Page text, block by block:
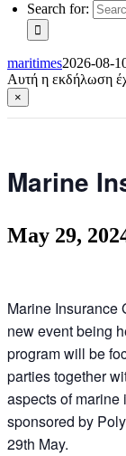
Search for:
maritimes2026-08-
Αυτή η εκδήλωση
×
Marine
May 29,
Marine Insurance
new event being
program will be
parties together
aspects of
sponsored by
29th May.